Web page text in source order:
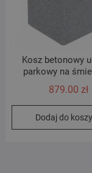
Kosz betonowy
parkowy na
879.00 zł
Dodaj do